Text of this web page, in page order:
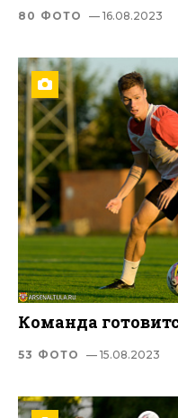
80 ФОТО — 16.08.2023
Команда
53 ФОТО — 15.08.2023